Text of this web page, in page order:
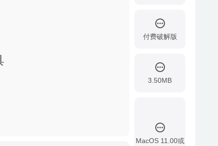
付费破解版
3.50MB
MacOS 11.00或
04-21